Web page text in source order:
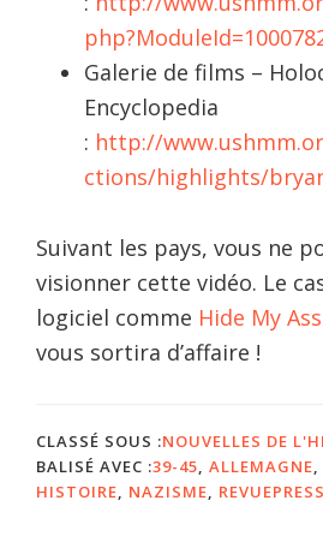
Galerie de films –
Encyclopedia
: http://
ctions/highlights/
Suivant les pays, vous ne
visionner cette vidéo. Le
logiciel comme Hide My
vous sortira d’affaire !
CLASSÉ SOUS :NOUVELLES DE
BALISÉ AVEC :39-45 ALLEMAGNE
HISTOIRE
NAZISME